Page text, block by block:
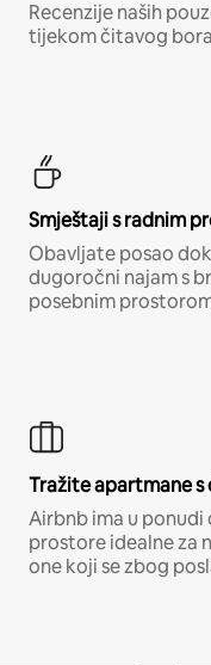
Recenzije naših
tijekom čitavog
Smještaji s radnim
Obavljate posao
dugoročni najam s
posebnim
Tražite apartmane
Airbnb ima u
prostore idealne za
one koji se zbog